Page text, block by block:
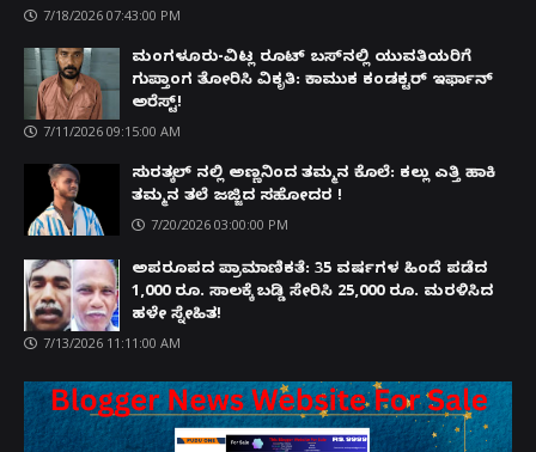
7/18/2026 07:43:00 PM
ಮಂಗಳೂರು-ವಿಟ್ಲ ರೂಟ್ ಬಸ್‌ನಲ್ಲಿ ಯುವತಿಯರಿಗೆ
ಗುಪ್ತಾಂಗ ತೋರಿಸಿ ವಿಕೃತಿ: ಕಾಮುಕ ಕಂಡಕ್ಟರ್ ಇರ್ಫಾನ್
ಅರೆಸ್ಟ್!
7/11/2026 09:15:00 AM
ಸುರತ್ಕಲ್ ನಲ್ಲಿ ಅಣ್ಣನಿಂದ ತಮ್ಮನ ಕೊಲೆ: ಕಲ್ಲು ಎತ್ತಿ ಹಾಕಿ
ತಮ್ಮನ ತಲೆ ಜಜ್ಜಿದ ಸಹೋದರ !
7/20/2026 03:00:00 PM
ಅಪರೂಪದ ಪ್ರಾಮಾಣಿಕತೆ: 35 ವರ್ಷಗಳ ಹಿಂದೆ ಪಡೆದ
1,000 ರೂ. ಸಾಲಕ್ಕೆ ಬಡ್ಡಿ ಸೇರಿಸಿ 25,000 ರೂ. ಮರಳಿಸಿದ
ಹಳೇ ಸ್ನೇಹಿತ!
7/13/2026 11:11:00 AM